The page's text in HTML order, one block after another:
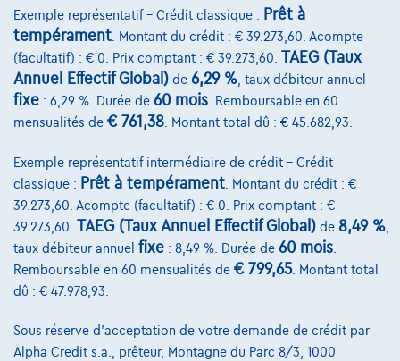
Volkswagen Golf
R-Line | 1.5 TSI 150cv | Carplay | Caméra | GPS | Led Matrix
Exemple représentatif – Crédit classique : Prêt à
tempérament . Montant du crédit : € 39.273,60. Acompte
(facultatif) : € 0. Prix comptant : € 39.273,60. TAEG (Taux
Annuel Effectif Global) de 6,29 % , taux débiteur annuel
fixe : 6,29 %. Durée de 60 mois . Remboursable en 60
mensualités de € 761,38 . Montant total dû : € 45.682,93.
Exemple représentatif intermédiaire de crédit – Crédit
classique : Prêt à tempérament . Montant du crédit : €
39.273,60. Acompte (facultatif) : € 0. Prix comptant : €
39.273,60. TAEG (Taux Annuel Effectif Global) de 8,49 %
taux débiteur annuel fixe : 8,49 %. Durée de 60 mois
Remboursable en 60 mensualités de € 799,65. Montant total
dû : € 47.978,93.
Sous réserve d'acceptation de votre demande de crédit par
Alpha Credit s.a., prêteur, Montagne du Parc 8/3, 1000